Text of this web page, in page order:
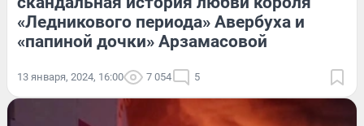
«Ледникового периода» Авербуха и
«папиной дочки» Арзамасовой
13 января, 2024, 16:00 7 054 5